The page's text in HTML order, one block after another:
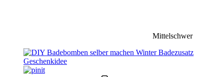
Mittelschwer